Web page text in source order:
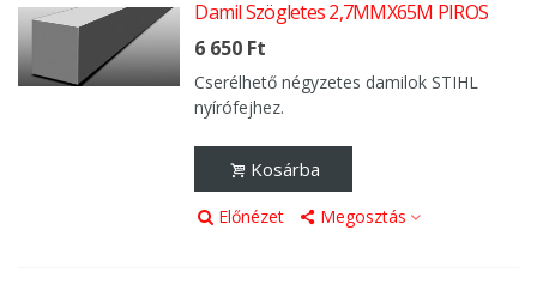
Damil Szögletes 2,7MMX65M PIROS
6 650 Ft
Cserélhető négyzetes damilok STIHL
nyírófejhez.
Kosárba
Előnézet Megosztás